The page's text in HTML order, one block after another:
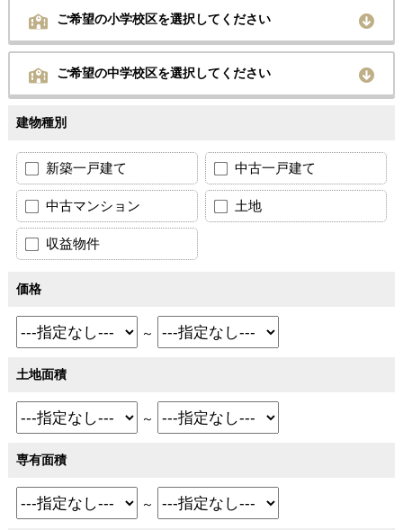
ご希望の小学校区を選択してください
ご希望の中学校区を選択してください
建物種別
新築一戸建て 中古一戸建て
中古マンション 土地
収益物件
価格
～
土地面積
～
専有面積
～